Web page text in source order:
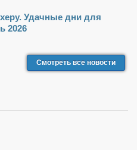
Удачные дни для
2026
Смотреть все новости